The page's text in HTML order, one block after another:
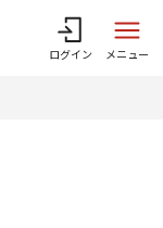
ログイン メニュー